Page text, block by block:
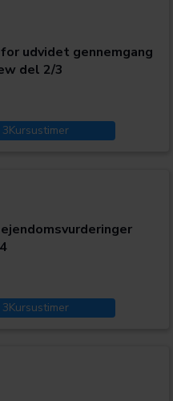
udvidet gennemgang
del 2/3
3Kursustimer
3Kursustimer